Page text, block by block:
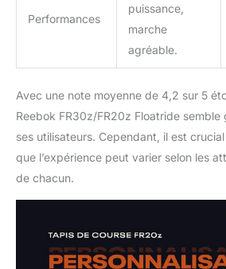
Performances
puissance,
marche
agréable.
Avec une note moyenne de 4,2 sur 5
Reebok FR30z/FR20z Floatride
ses utilisateurs. Cependant, il est
que l’expérience peut varier selon les
de chacun.